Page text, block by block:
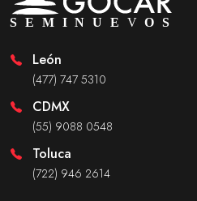
León
(477) 747 5310
CDMX
(55) 9088 0548
Toluca
(722) 946 2614